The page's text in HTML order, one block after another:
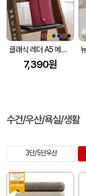
클래식 레더 A5 메모패드 날개형 (215*160mm) (고급선물용 자석케이스 포함)
7,390원
수건/우산/욕실/생활
3단/5단우산